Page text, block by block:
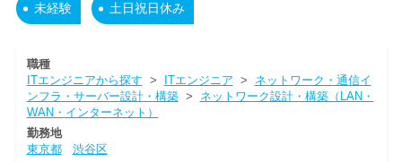
未経験 土日祝日休み
職種
ITエンジニアから探す > ITエンジニア > ネットワーク・通信イ
ンフラ・サーバー設計・構築> ネットワーク設計・構築（LAN・
WAN・インターネット）
勤務地
東京都
渋谷区